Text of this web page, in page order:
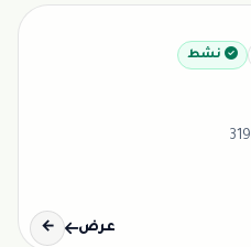
نشط
عرض ←